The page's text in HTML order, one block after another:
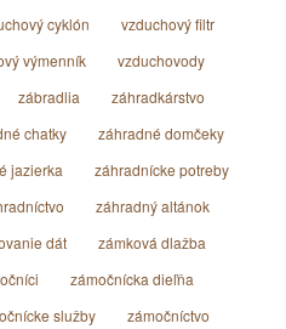
cyklón
vzduchový filtr
výmenník
vzduchovody
zábradlia
záhradkárstvo
chatky
záhradné domčeky
jazierka
záhradnícke potreby
záhradný altánok
dát
zámková dlažba
zámočnícka dieľňa
služby
zámočníctvo